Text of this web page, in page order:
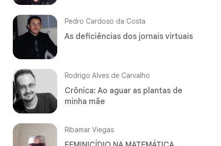
Pedro Cardoso da Costa
As deficiências dos jornais virtuais
Rodrigo Alves de Carvalho
Crônica: Ao aguar as plantas de
minha mãe
Ribamar Viegas